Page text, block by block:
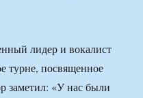
лидер и вокалист
турне, посвященное
заметил: «У нас были